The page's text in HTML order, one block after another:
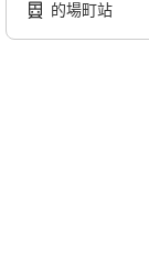
的場町站